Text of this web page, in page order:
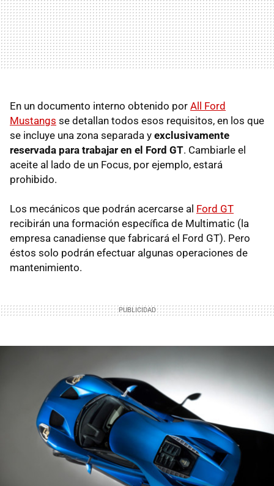
En un documento interno obtenido por All Ford
Mustangs se detallan todos esos requisitos, en los que
se incluye una zona separada y exclusivamente
reservada para trabajar en el Ford GT. Cambiarle el
aceite al lado de un Focus, por ejemplo, estará
prohibido.
Los mecánicos que podrán acercarse al Ford GT
recibirán una formación específica de Multimatic (la
empresa canadiense que fabricará el Ford GT). Pero
éstos solo podrán efectuar algunas operaciones de
mantenimiento.